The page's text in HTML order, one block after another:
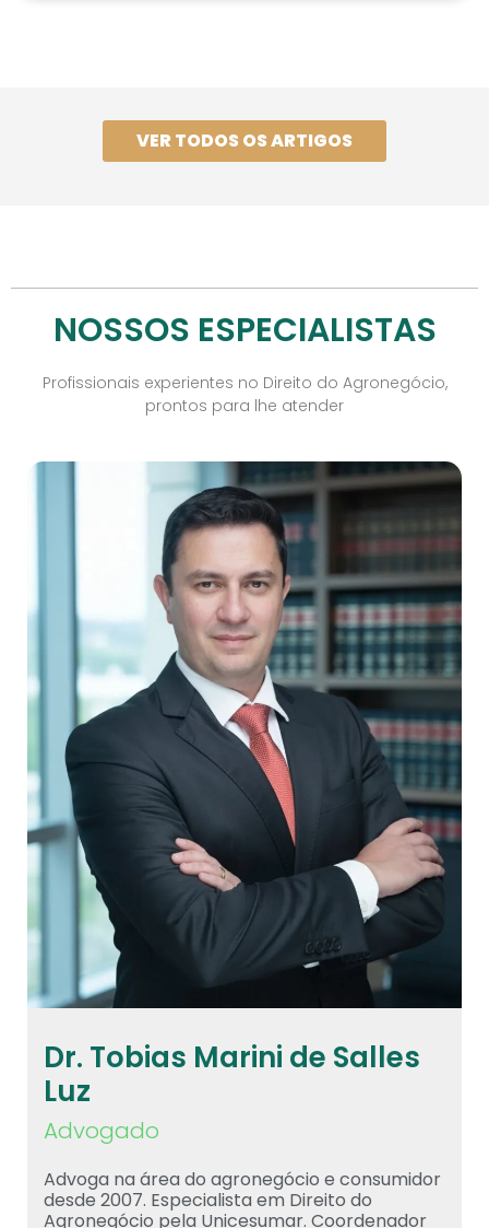
VER TODOS OS ARTIGOS
NOSSOS ESPECIALISTAS
Profissionais experientes no Direito do Agronegócio,
prontos para lhe atender
Dr. Tobias Marini de Salles
Luz
Advogado
Advoga na área do agronegócio e consumidor
desde 2007. Especialista em Direito do
Agronegócio pela Unicesumar. Coordenador